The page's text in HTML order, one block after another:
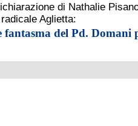
di Nathalie
Aglietta:
del Pd. Domani